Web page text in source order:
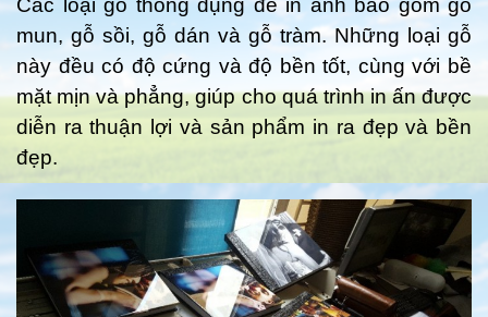
mun, gỗ sồi, gỗ dán và gỗ tràm. Những loại gỗ
này đều có độ cứng và độ bền tốt, cùng với bề
mặt mịn và phẳng, giúp cho quá trình in ấn được
diễn ra thuận lợi và sản phẩm in ra đẹp và bền
đẹp.